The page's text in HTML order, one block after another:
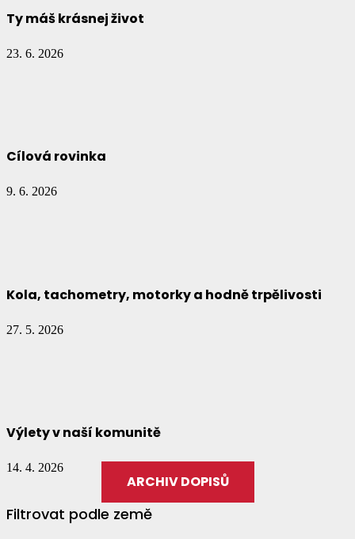
Ty máš krásnej život
23. 6. 2026
Cílová rovinka
9. 6. 2026
Kola, tachometry, motorky a hodně trpělivosti
27. 5. 2026
Výlety v naší komunitě
14. 4. 2026
ARCHIV DOPISŮ
Filtrovat podle země